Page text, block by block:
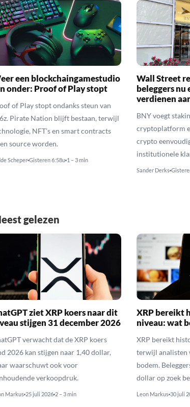
een blockchaingamestudio
onder: Proof of Play stopt
of Play stopt ondanks steun van
Pirate Nation blijft bestaan, terwijl
NFT’s en smart contracts
source worden.
Scheper Gisteren 6:58u 1 – 3 min
Wall Street
beleggers nu
verdienen
BNY voegt
cryptoplatform
crypto
institutionele
Sander Derks
gelezen
ziet XRP koers naar dit
stijgen 31 december 2026
verwacht dat de XRP koers
2026 kan stijgen naar 1,40 dollar,
waarschuwt ook voor
verkoopdruk.
Markus 25 juli 2026 2 – 3 min
XRP bereikt
niveau: wat
XRP bereikt
terwijl analisten
bodem.
dollar op zoek
Leon Markus 30 juli